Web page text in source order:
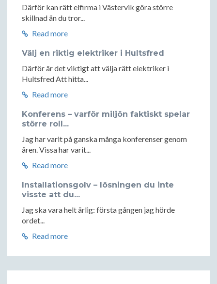
Därför kan rätt elfirma i Västervik göra större
skillnad än du tror...
Read more
Välj en riktig elektriker i Hultsfred
Därför är det viktigt att välja rätt elektriker i
Hultsfred Att hitta...
Read more
Konferens – varför miljön faktiskt spelar
större roll...
Jag har varit på ganska många konferenser genom
åren. Vissa har varit...
Read more
Installationsgolv – lösningen du inte
visste att du...
Jag ska vara helt ärlig: första gången jag hörde
ordet...
Read more